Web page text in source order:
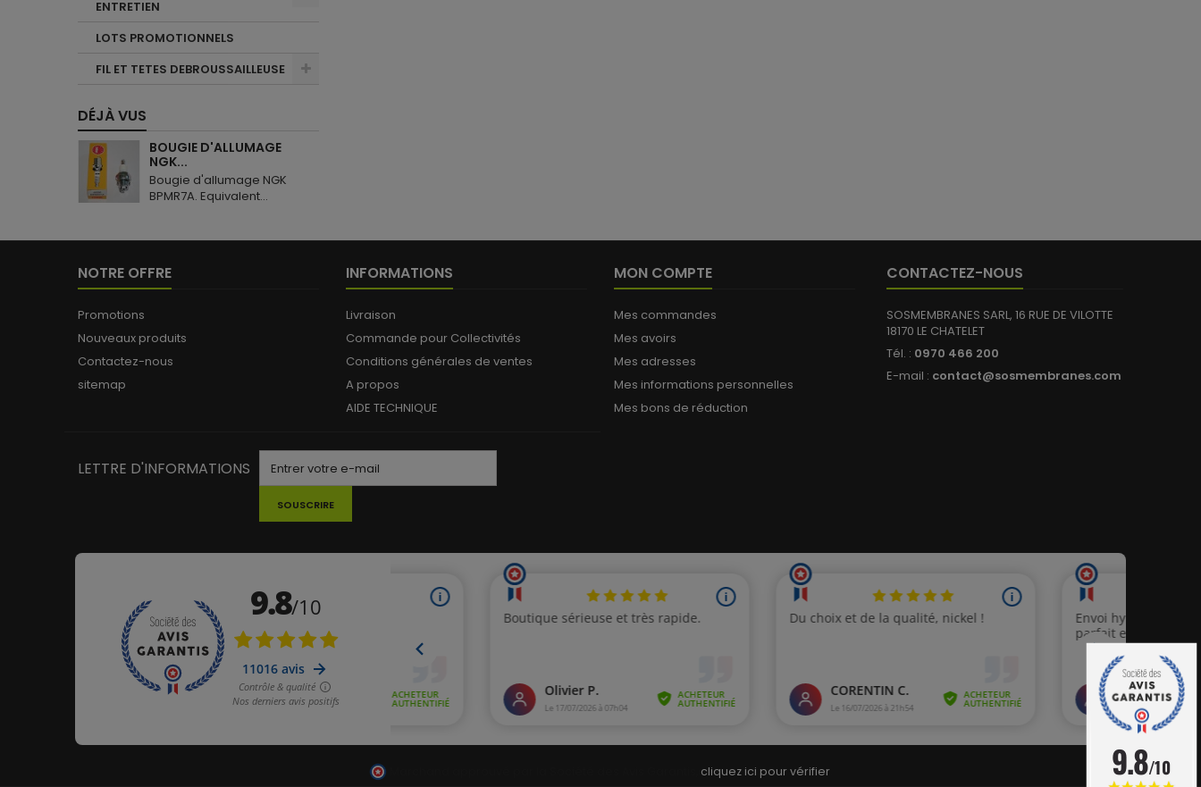
ENTRETIEN
LOTS PROMOTIONNELS
FIL ET TETES DEBROUSSAILLEUSE
DÉJÀ VUS
BOUGIE D'ALLUMAGE
NGK...
Bougie d'allumage NGK
BPMR7A. Equivalent...
NOTRE OFFRE
Promotions
Nouveaux produits
Contactez-nous
sitemap
INFORMATIONS
Livraison
Commande pour Collectivités
Conditions générales de ventes
A propos
AIDE TECHNIQUE
MON COMPTE
Mes commandes
Mes avoirs
Mes adresses
Mes informations personnelles
Mes bons de réduction
CONTACTEZ-NOUS
SOSMEMBRANES SARL, 16 RUE DE VILOTTE
18170 LE CHATELET
Tél. : 0970 466 200
E-mail : contact@sosmembranes.com
LETTRE D'INFORMATIONS
SOUSCRIRE
cliquez ici pour vérifier 9.8/10